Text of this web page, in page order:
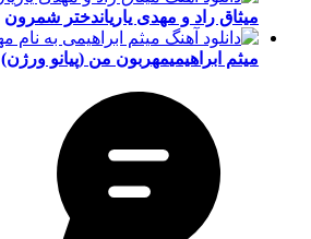
میثاق راد و مهدی یاریاندختر شمرون
میثم ابراهیمیمهربون من (پیانو ورژن)